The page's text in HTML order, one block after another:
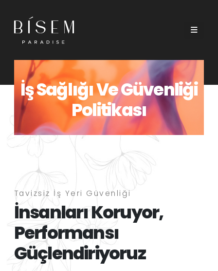
İş Sağlığı Ve Güvenliği
Politikası
Tavizsiz İş Yeri Güvenliği
İnsanları Koruyor,
Performansı
Güçlendiriyoruz